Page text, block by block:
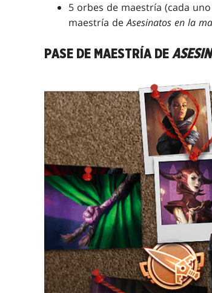
5 orbes de maestría (cada
maestría deAsesinatos en la
PASE DE MAESTRÍA DE